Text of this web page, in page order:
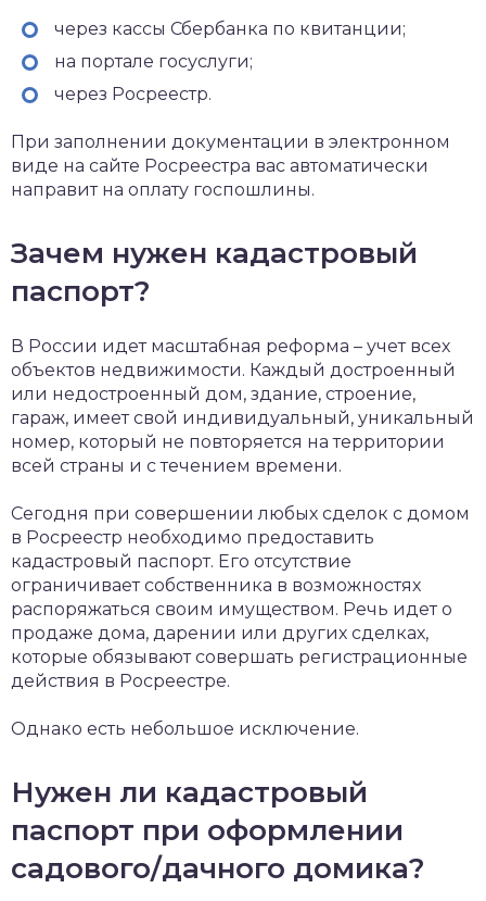
через кассы Сбербанка по квитанции;
на портале госуслуги;
через Росреестр.
При заполнении документации в электронном
виде на сайте Росреестра вас автоматически
направит на оплату госпошлины.
Зачем нужен кадастровый
паспорт?
В России идет масштабная реформа – учет всех
объектов недвижимости. Каждый достроенный
или недостроенный дом, здание, строение,
гараж, имеет свой индивидуальный, уникальный
номер, который не повторяется на территории
всей страны и с течением времени.
Сегодня при совершении любых сделок с домом
в Росреестр необходимо предоставить
кадастровый паспорт. Его отсутствие
ограничивает собственника в возможностях
распоряжаться своим имуществом. Речь идет о
продаже дома, дарении или других сделках,
которые обязывают совершать регистрационные
действия в Росреестре.
Однако есть небольшое исключение.
Нужен ли кадастровый
паспорт при оформлении
садового/дачного домика?